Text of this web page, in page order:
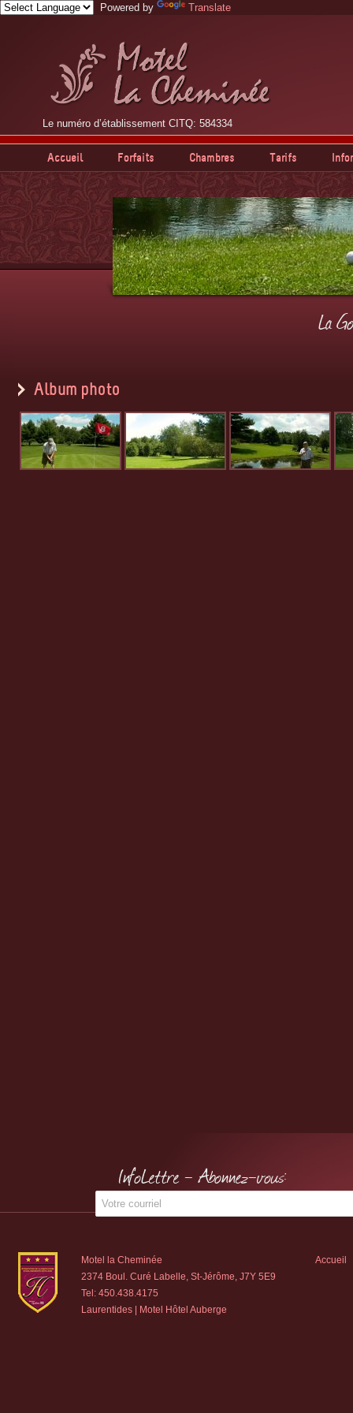
Powered by Translate
Le numéro d’établissement CITQ: 584334
Accueil Forfaits Chambres Tarifs
La
Album photo
InfoLettre - Abonnez-vous:
Motel la Cheminée
2374 Boul. Curé Labelle, St-Jérôme, J7Y 5E9
Tel: 450.438.4175
Laurentides | Motel Hôtel Auberge
Accueil